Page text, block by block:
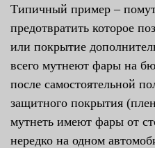
Типичный пример –
предотвратить которое
или покрытие
всего мутнеют фары на
после самостоятельной
защитного покрытия
мутнеть имеют фары от
нередко на одном